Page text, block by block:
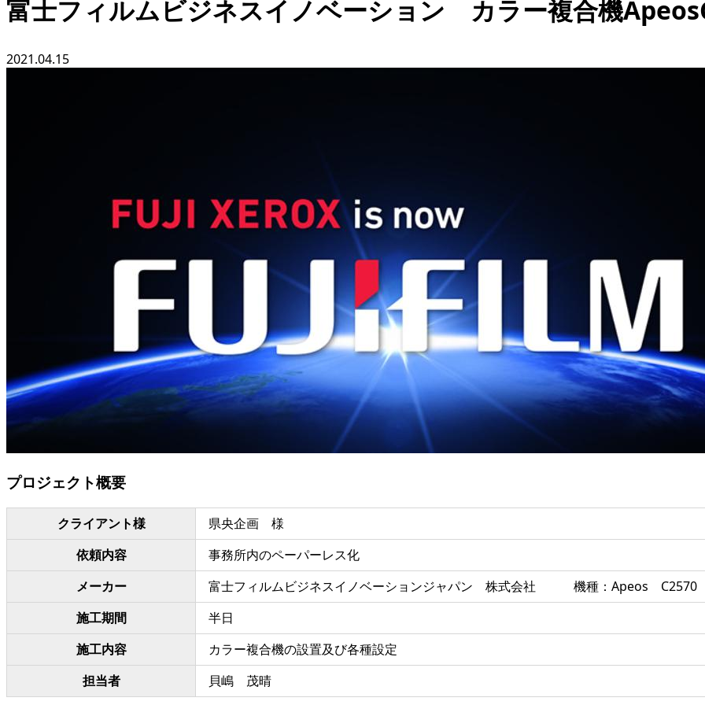
富士フィルムビジネスイノベーション カラー複合機
2021.04.15
プロジェクト概要
クライアント様
県央企画 様
依頼内容
事務所内のペーパーレス化
メーカー
富士フィルムビジネスイノベーションジャパン 株式会社 機種：Apeos C2570
施工期間
半日
施工内容
カラー複合機の設置及び各種設定
担当者
貝嶋 茂晴